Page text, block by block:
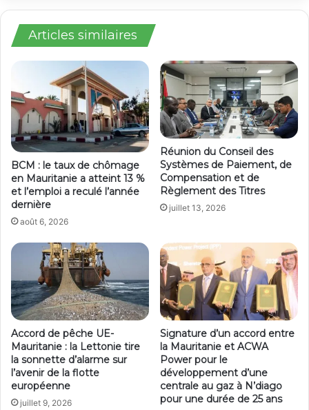
Articles similaires
BCM : le taux de chômage
en Mauritanie a atteint 13 %
et l’emploi a reculé l’année
dernière
août 6, 2026
Réunion du Conseil des
Systèmes de Paiement, de
Compensation et de
Règlement des Titres
juillet 13, 2026
Accord de pêche UE-
Mauritanie : la Lettonie tire
la sonnette d’alarme sur
l’avenir de la flotte
européenne
juillet 9, 2026
Signature d’un accord entre
la Mauritanie et ACWA
Power pour le
développement d’une
centrale au gaz à N’diago
pour une durée de 25 ans